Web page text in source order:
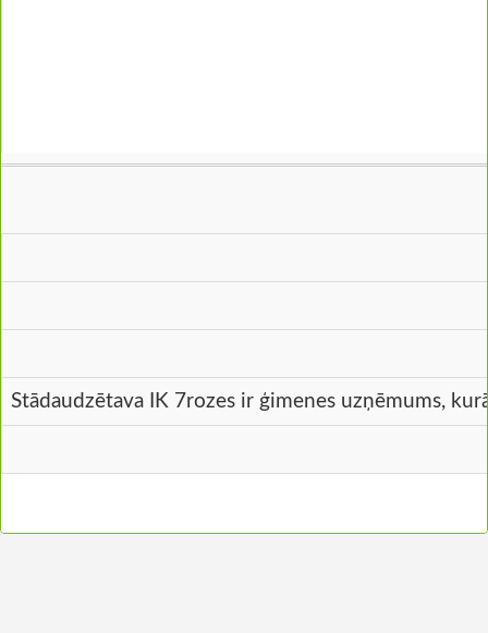
Stādaudzētava IK 7rozes ir ģimenes uzņēmums,